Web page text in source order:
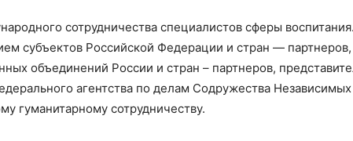
сотрудничества специалистов сферы
субъектов Российской Федерации и стран —
объединений России и стран – партнеров,
агентства по делам Содружества Независимых
гуманитарному сотрудничеству.